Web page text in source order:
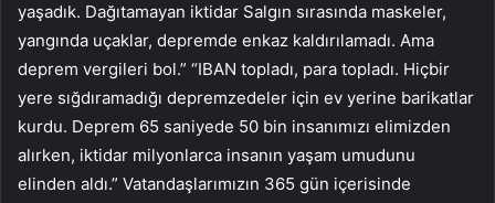
yaşadık. Dağıtamayan iktidar Salgın sırasında maskeler,
yangında uçaklar, depremde enkaz kaldırılamadı. Ama
deprem vergileri bol.” “IBAN topladı, para topladı. Hiçbir
yere sığdıramadığı depremzedeler için ev yerine barikatlar
kurdu. Deprem 65 saniyede 50 bin insanımızı elimizden
alırken, iktidar milyonlarca insanın yaşam umudunu
elinden aldı.” Vatandaşlarımızın 365 gün içerisinde